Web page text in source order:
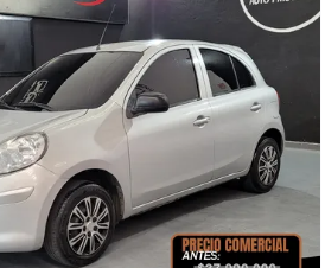
AÑADIR AL CARRITO QUICK VIEW